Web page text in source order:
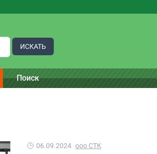
ИСКАТЬ
Поиск
06.09.2024 ооо СТК